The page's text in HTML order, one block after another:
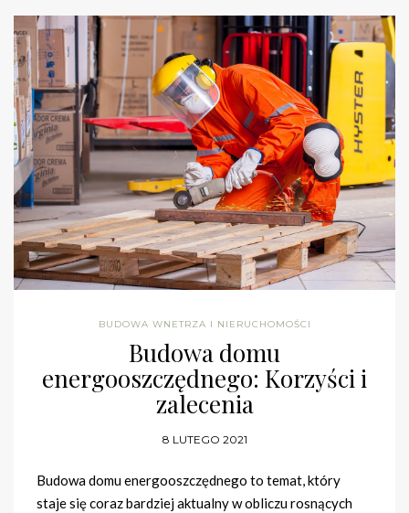
BUDOWA WNETRZA I NIERUCHOMOŚCI
Budowa domu
energooszczędnego: Korzyści i
zalecenia
8 LUTEGO 2021
Budowa domu energooszczędnego to temat, który
staje się coraz bardziej aktualny w obliczu rosnących